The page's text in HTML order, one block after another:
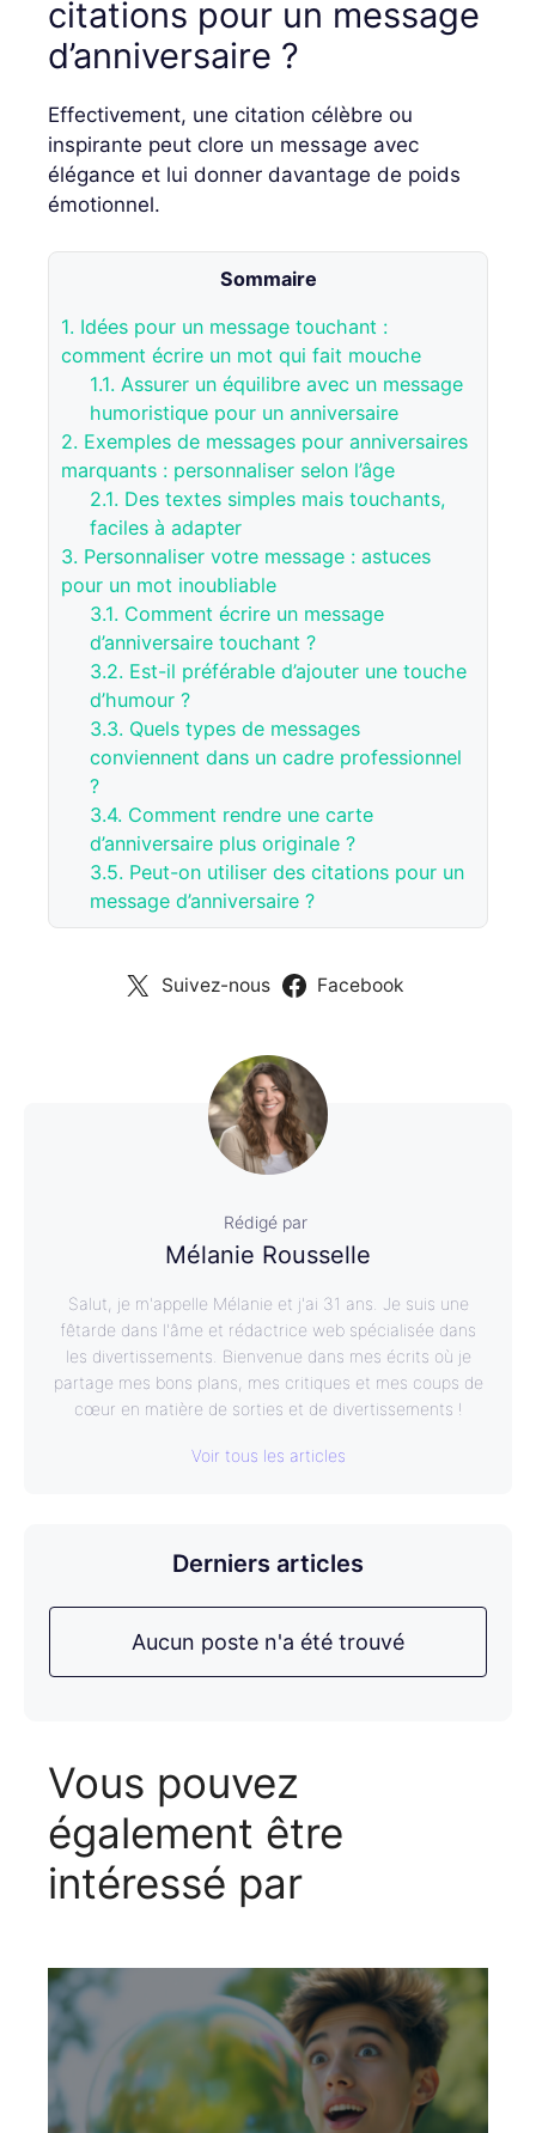
citations pour un message
d’anniversaire ?
Effectivement, une citation célèbre ou
inspirante peut clore un message avec
élégance et lui donner davantage de poids
émotionnel.
Sommaire
1. Idées pour un message touchant :
comment écrire un mot qui fait mouche
1.1. Assurer un équilibre avec un message
humoristique pour un anniversaire
2. Exemples de messages pour anniversaires
marquants : personnaliser selon l’âge
2.1. Des textes simples mais touchants,
faciles à adapter
3. Personnaliser votre message : astuces
pour un mot inoubliable
3.1. Comment écrire un message
d’anniversaire touchant ?
3.2. Est-il préférable d’ajouter une touche
d’humour ?
3.3. Quels types de messages
conviennent dans un cadre professionnel
?
3.4. Comment rendre une carte
d’anniversaire plus originale ?
3.5. Peut-on utiliser des citations pour un
message d’anniversaire ?
Suivez-nous Facebook
Rédigé par
Mélanie Rousselle
Salut, je m'appelle Mélanie et j'ai 31 ans. Je suis une
fêtarde dans l'âme et rédactrice web spécialisée dans
les divertissements. Bienvenue dans mes écrits où je
partage mes bons plans, mes critiques et mes coups de
cœur en matière de sorties et de divertissements !
Voir tous les articles
Derniers articles
Aucun poste n'a été trouvé
Vous pouvez
également être
intéressé par